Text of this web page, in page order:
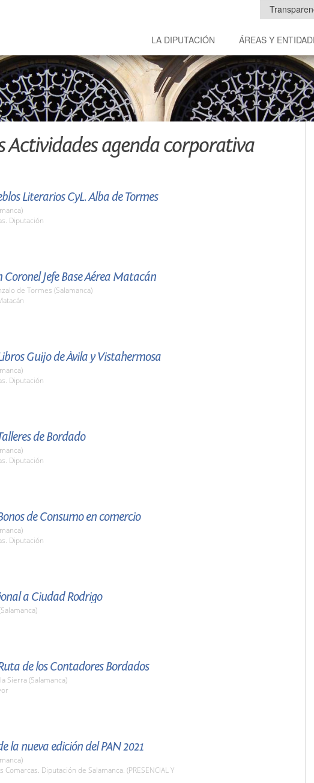
LA DIPUTACIÓN ÁREAS Y
Actividades agenda corporativa
Literarios CyL. Alba de Tormes
Diputación
Coronel Jefe Base Aérea Matacán
de Tormes (Salamanca)
Guijo de Ávila y Vistahermosa
Diputación
de Bordado
Diputación
de Consumo en comercio
Diputación
a Ciudad Rodrigo
de los Contadores Bordados
Sierra (Salamanca)
la nueva edición del PAN 2021
Comarcas. Diputación de Salamanca. (PRESENCIAL Y